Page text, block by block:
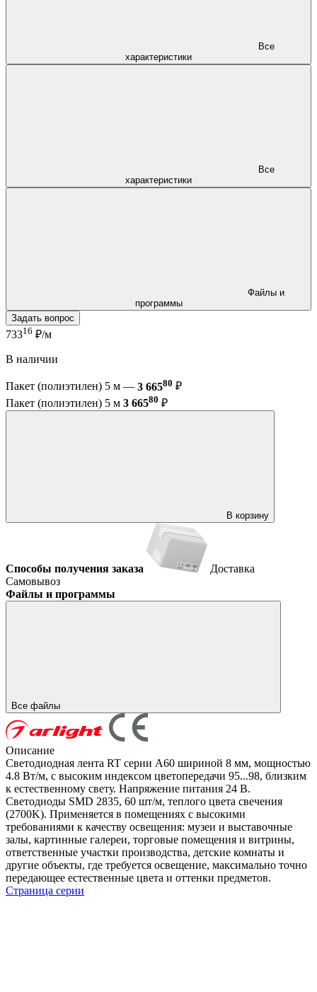
характеристики
характеристики
программы
Задать вопрос
73316 ₽/м
В наличии
Пакет (полиэтилен) 5 м — 3 66580 ₽
Пакет (полиэтилен) 5 м 3 66580 ₽
В корзину
Способы получения заказа
Доставка
Самовывоз
Файлы и программы
Все файлы
Описание
Светодиодная лента RT серии A60 шириной 8 мм, мощностью
4.8 Вт/м, с высоким индексом цветопередачи 95...98, близким
к естественному свету. Напряжение питания 24 В.
Светодиоды SMD 2835, 60 шт/м, теплого цвета свечения
(2700K). Применяется в помещениях с высокими
требованиями к качеству освещения: музеи и выставочные
залы, картинные галереи, торговые помещения и витрины,
ответственные участки производства, детские комнаты и
другие объекты, где требуется освещение, максимально точно
передающее естественные цвета и оттенки предметов.
Страница серии